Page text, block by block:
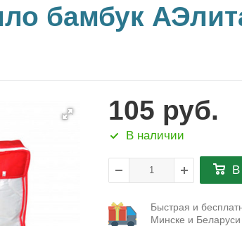
бамбук
105 руб.
В наличии
В
Быстрая и
Минске и Беларуси